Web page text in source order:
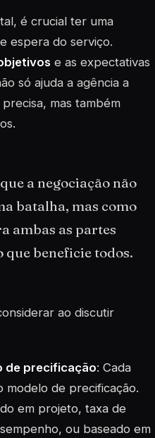
é crucial ter uma
espera do serviço.
e as expectativas
só ajuda a agência a
mas também
a negociação não
batalha, mas como
ambas as partes
que beneficie todos.
ao discutir
de precificação: Cada
modelo de precificação.
em projeto, taxa de
ou baseado em